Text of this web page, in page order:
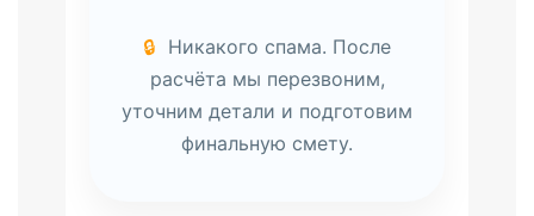
🔒 Никакого спама. После
расчёта мы перезвоним,
уточним детали и подготовим
финальную смету.